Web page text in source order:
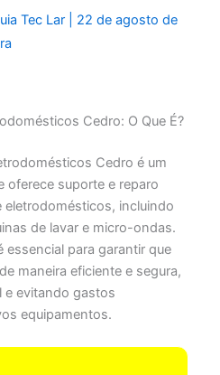
Tec Lar
22 de agosto de
Cedro: O Que É?
Cedro é um
oferece suporte e reparo
eletrodomésticos, incluindo
de lavar e micro-ondas.
essencial para garantir que
maneira eficiente e segura,
e evitando gastos
equipamentos.